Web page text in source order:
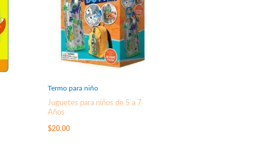
Termo para niño
Juguetes para niños de 5 a 7
Años
$20.00